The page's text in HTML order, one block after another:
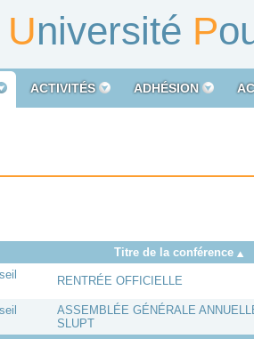
Université P
ACTIVITÉS ADHÉSION
Titre de la conférence
RENTRÉE OFFICIELLE
ASSEMBLÉE GÉNÉRALE
SLUPT